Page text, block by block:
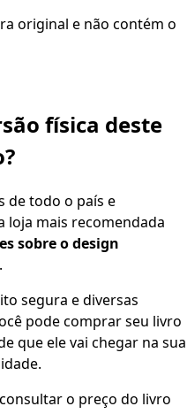
original e não contém o
física deste
de todo o país e
loja mais recomendada
sobre o design
.
segura e diversas
pode comprar seu livro
que ele vai chegar na sua
o preço do livro